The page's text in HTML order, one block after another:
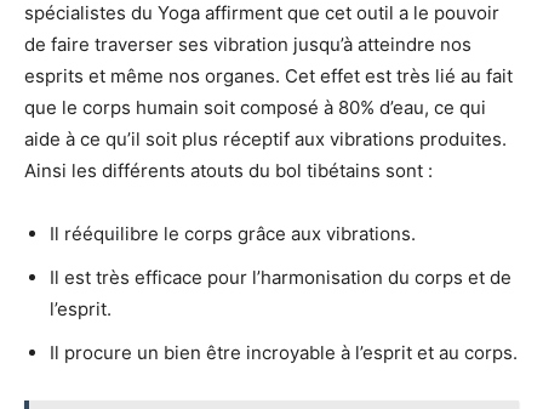
spécialistes du Yoga affirment que cet outil a le pouvoir
de faire traverser ses vibration jusqu’à atteindre nos
esprits et même nos organes. Cet effet est très lié au fait
que le corps humain soit composé à 80% d’eau, ce qui
aide à ce qu’il soit plus réceptif aux vibrations produites.
Ainsi les différents atouts du bol tibétains sont :
Il rééquilibre le corps grâce aux vibrations.
Il est très efficace pour l’harmonisation du corps et de
l’esprit.
Il procure un bien être incroyable à l’esprit et au corps.